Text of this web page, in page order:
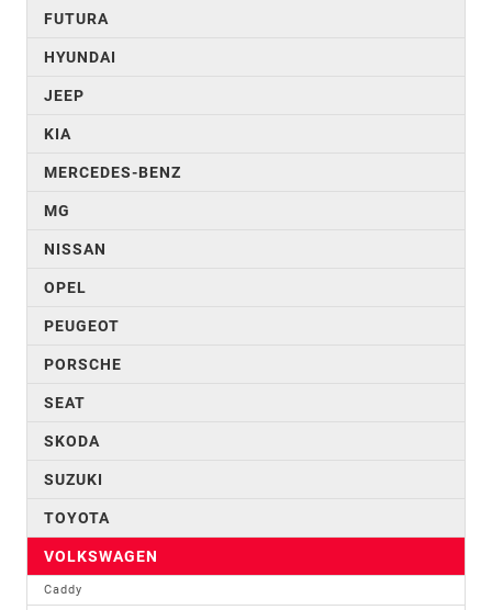
FUTURA
HYUNDAI
JEEP
KIA
MERCEDES-BENZ
MG
NISSAN
OPEL
PEUGEOT
PORSCHE
SEAT
SKODA
SUZUKI
TOYOTA
VOLKSWAGEN
Caddy